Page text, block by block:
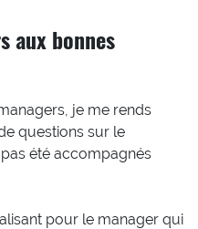
aux bonnes
je me rends
questions sur le
pas été accompagnés
pour le manager qui